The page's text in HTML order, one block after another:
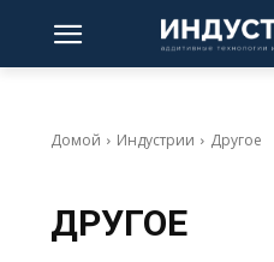
Домой Индустрии Другое
ДРУГОЕ